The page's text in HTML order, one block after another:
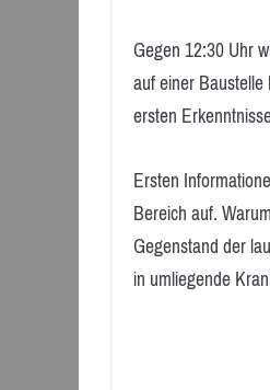
Gegen 12:30 Uhr
auf einer
ersten
Ersten
Bereich auf.
Gegenstand der
in umliegende